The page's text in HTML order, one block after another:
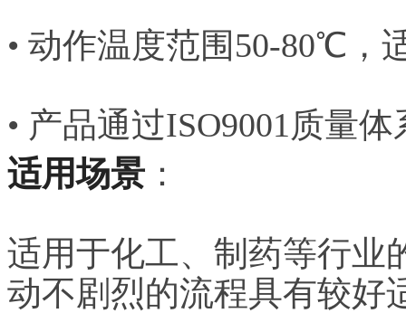
• 动作温度范围50-80℃，
• 产品通过ISO9001质量
适用场景 ：
适用于化工、制药等行业
动不剧烈的流程具有较好